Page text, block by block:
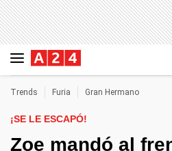
Trends Furia Gran Hermano
¡SE LE ESCAPÓ!
Zoe mandó al